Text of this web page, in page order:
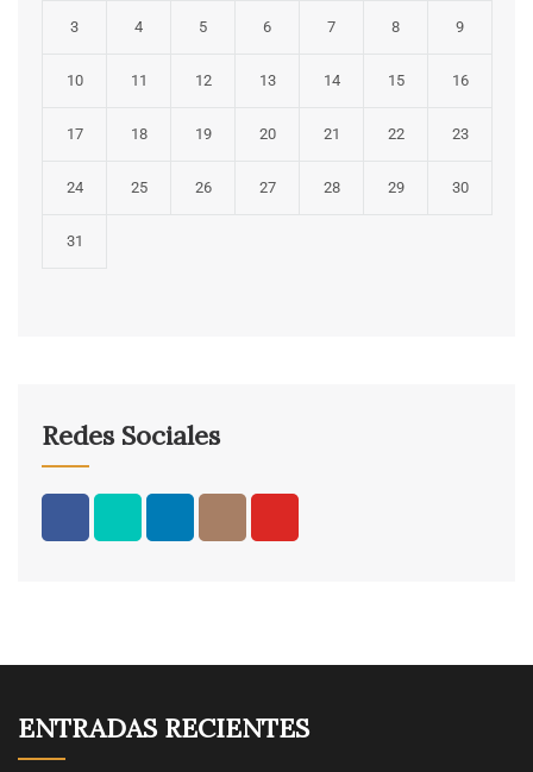
3 4 5 6 7 8 9
10 11 12 13 14 15 16
17 18 19 20 21 22 23
24 25 26 27 28 29 30
31
Redes Sociales
ENTRADAS RECIENTES